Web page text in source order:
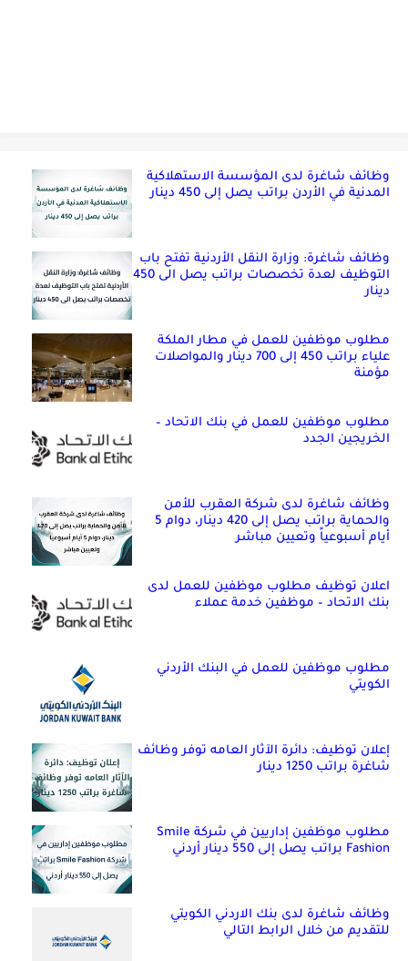
وظائف شاغرة لدى المؤسسة الاستهلاكية
المدنية في الأردن براتب يصل إلى 450 دينار
وظائف شاغرة: وزارة النقل الأردنية تفتح باب
التوظيف لعدة تخصصات براتب يصل الى 450
دينار
مطلوب موظفين للعمل في مطار الملكة
علياء براتب 450 إلى 700 دينار والمواصلات
مؤمنة
مطلوب موظفين للعمل في بنك الاتحاد –
الخريجين الجدد
وظائف شاغرة لدى شركة العقرب للأمن
والحماية براتب يصل إلى 420 دينار، دوام 5
أيام أسبوعياً وتعيين مباشر
اعلان توظيف مطلوب موظفين للعمل لدى
بنك الاتحاد – موظفين خدمة عملاء
مطلوب موظفين للعمل في البنك الأردني
الكويتي
إعلان توظيف: دائرة الآثار العامه توفر وظائف
شاغرة براتب 1250 دينار
مطلوب موظفين إداريين في شركة Smile
Fashion براتب يصل إلى 550 دينار أردني
وظائف شاغرة لدى بنك الاردني الكويتي
للتقديم من خلال الرابط التالي